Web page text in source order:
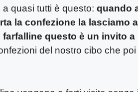
quasi tutti è questo: quando
la confezione la lasciamo
farfalline questo è un invito a
del nostro cibo che